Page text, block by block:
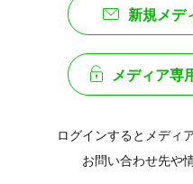
新規メデ
メディア専
ログインするとメディ
お問い合わせ先や